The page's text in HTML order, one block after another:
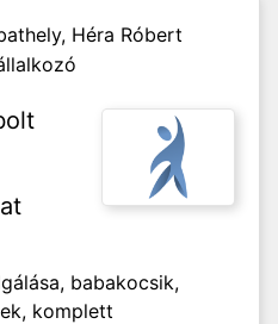
Héra Róbert
babakocsik,
komplett